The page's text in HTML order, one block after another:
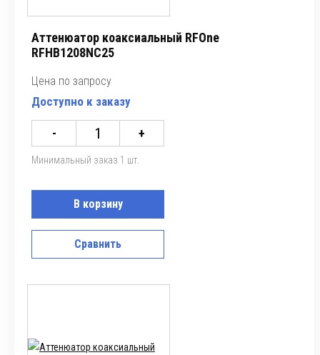
Аттенюатор коаксиальный RFOne
RFHB1208NC25
Цена по запросу
Доступно к заказу
- +
Минимальный заказ 1 шт.
В корзину
Сравнить